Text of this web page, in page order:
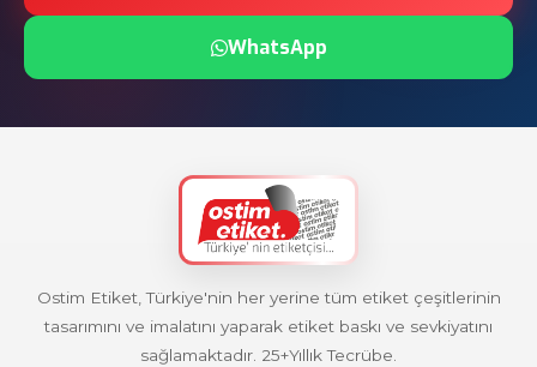
WhatsApp
Ostim Etiket, Türkiye'nin her yerine tüm etiket çeşitlerinin
tasarımını ve imalatını yaparak etiket baskı ve sevkiyatını
sağlamaktadır. 25+Yıllık Tecrübe.